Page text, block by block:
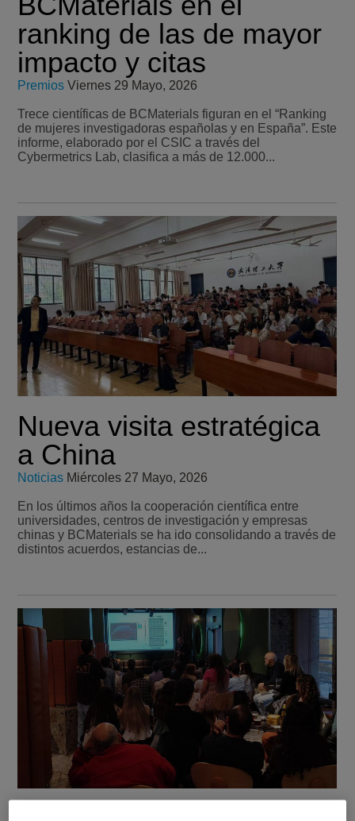
ranking de las de mayor
impacto y citas
Premios Viernes 29 Mayo, 2026
Trece científicas de BCMaterials figuran en el “Ranking
de mujeres investigadoras españolas y en España”. Este
informe, elaborado por el CSIC a través del
Cybermetrics Lab, clasifica a más de 12.000...
Nueva visita estratégica
a China
Noticias Miércoles 27 Mayo, 2026
En los últimos años la cooperación científica entre
universidades, centros de investigación y empresas
chinas y BCMaterials se ha ido consolidando a través de
distintos acuerdos, estancias de...